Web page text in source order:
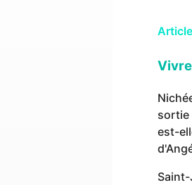
sortie
est-